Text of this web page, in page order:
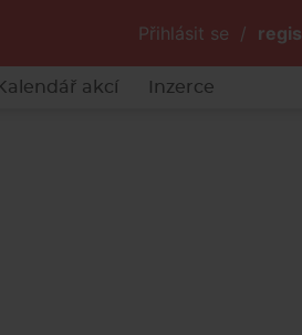
Přihlásit se /
akcí Inzerce